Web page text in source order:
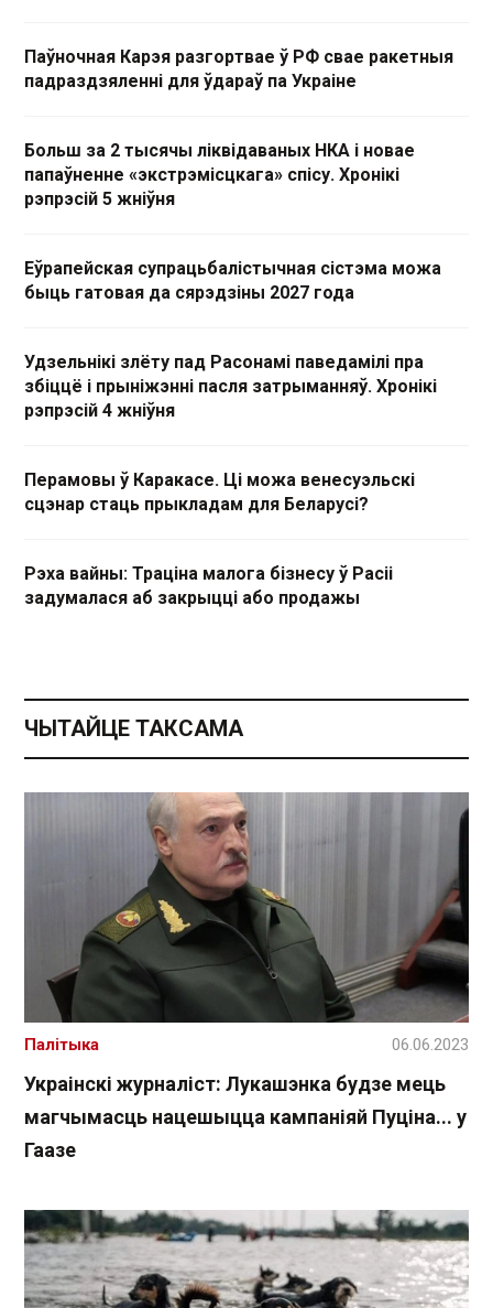
Паўночная Карэя разгортвае ў РФ свае ракетныя
падраздзяленні для ўдараў па Украіне
Больш за 2 тысячы ліквідаваных НКА і новае
папаўненне «экстрэмісцкага» спісу. Хронікі
рэпрэсій 5 жніўня
Еўрапейская супрацьбалістычная сістэма можа
быць гатовая да сярэдзіны 2027 года
Удзельнікі злёту пад Расонамі паведамілі пра
збіццё і прыніжэнні пасля затрыманняў. Хронікі
рэпрэсій 4 жніўня
Перамовы ў Каракасе. Ці можа венесуэльскі
сцэнар стаць прыкладам для Беларусі?
Рэха вайны: Траціна малога бізнесу ў Расіі
задумалася аб закрыцці або продажы
ЧЫТАЙЦЕ ТАКСАМА
Украінскі журналіст: Лукашэнка будзе мець
магчымасць нацешыцца кампаніяй Пуціна... у
Гаазе
Палітыка 06.06.2023